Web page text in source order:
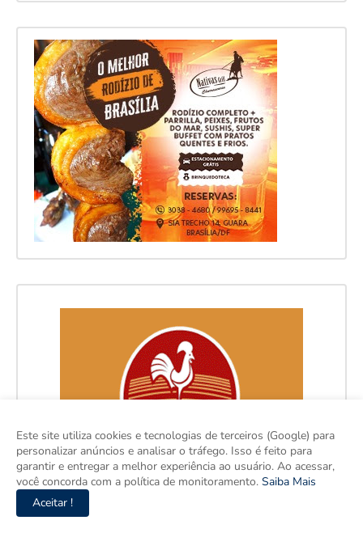
Este site utiliza cookies e tecnologias de terceiros (Google) para
personalizar anúncios e analisar o tráfego. Isso é feito para
garantir e entregar a melhor experiência ao usuário. Ao acessar,
você concorda com a política de monitoramento. Saiba Mais
Aceitar !